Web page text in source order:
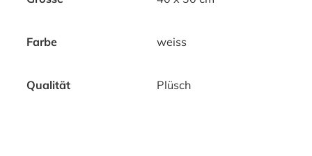
Farbe weiss
Qualität Plüsch